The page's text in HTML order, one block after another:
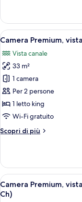
Adults
+
Child)
Premium
(View,
Extra
2
Adults
Child)
Apri
tutte
le
foto
per
Camera
Premium,
vista
(Grand)
9
Camera Premium,
Vista canale
33 m²
1 camera
Per 2 persone
1 letto king
Wi-Fi gratuito
Scopri di più
Altri
Premium,
vista
canale
(Grand)
Apri
tutte
9
Camera Premium,
Ch)